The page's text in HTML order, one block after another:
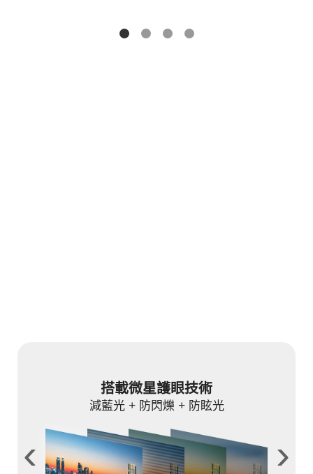
搭載微星護眼技術
減藍光 + 防閃爍 + 防眩光